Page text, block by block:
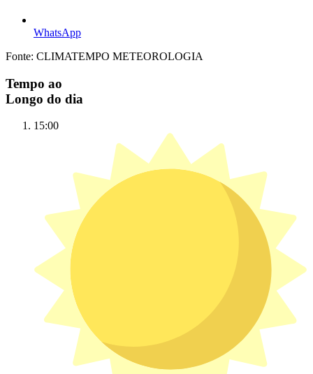
WhatsApp
Fonte: CLIMATEMPO METEOROLOGIA
Tempo ao
Longo do dia
15:00